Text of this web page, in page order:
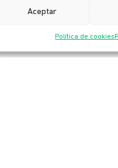
Aceptar
Política de cookies
Hemos comenzado
significativo: el